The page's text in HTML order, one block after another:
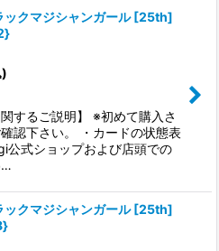
ックマジシャンガール [25th]
関するご説明】 ※初めて購入さ
認下さい。 ・カードの状態表
公式ショップおよび店頭での
…
ックマジシャンガール [25th]